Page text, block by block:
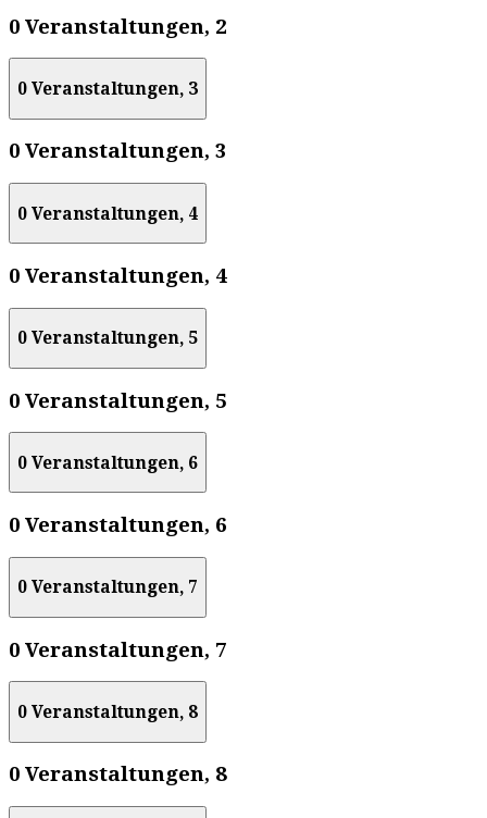
0 Veranstaltungen, 2
0 Veranstaltungen, 3
0 Veranstaltungen, 3
0 Veranstaltungen, 4
0 Veranstaltungen, 4
0 Veranstaltungen, 5
0 Veranstaltungen, 5
0 Veranstaltungen, 6
0 Veranstaltungen, 6
0 Veranstaltungen, 7
0 Veranstaltungen, 7
0 Veranstaltungen, 8
0 Veranstaltungen, 8